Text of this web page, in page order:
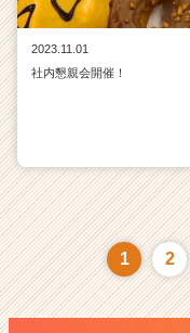
2023.11.01
社内懇親会開催！
1 2